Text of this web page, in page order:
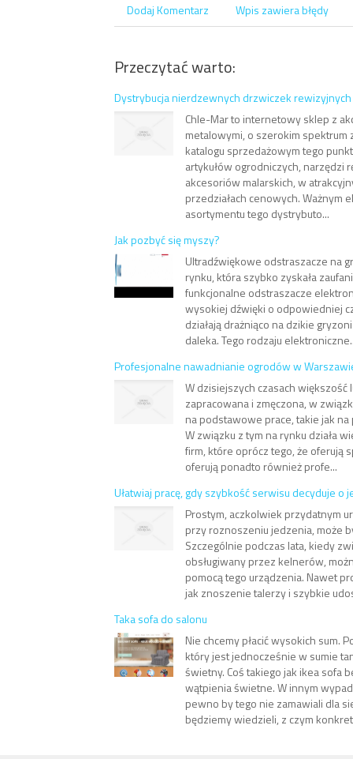
Dodaj Komentarz Wpis zawiera błędy
Przeczytać warto:
Dystrybucja nierdzewnych drzwiczek rewizyjnych
Chle-Mar to internetowy sklep z
metalowymi, o szerokim spektrum
katalogu sprzedażowym tego
artykułów ogrodniczych, narzędzi
akcesoriów malarskich, w
przedziałach cenowych. Ważnym
asortymentu tego dystrybuto...
Jak pozbyć się myszy?
Ultradźwiękowe odstraszacze na
rynku, która szybko zyskała
funkcjonalne odstraszacze
wysokiej dźwięki o odpowiedniej
działają drażniąco na dzikie
daleka. Tego rodzaju
Profesjonalne nawadnianie ogrodów w
W dzisiejszych czasach większość
zapracowana i zmęczona, w
na podstawowe prace, takie jak na
W związku z tym na rynku działa
firm, które oprócz tego, że oferują
oferują ponadto również profe...
Ułatwiaj pracę, gdy szybkość serwisu decyduje o
Prostym, aczkolwiek przydatnym
przy roznoszeniu jedzenia, może
Szczególnie podczas lata, kiedy
obsługiwany przez kelnerów,
pomocą tego urządzenia. Nawet
jak znoszenie talerzy i szybkie
Taka sofa do salonu
Nie chcemy płacić wysokich sum.
który jest jednocześnie w sumie
świetny. Coś takiego jak ikea sofa
wątpienia świetne. W innym
pewno by tego nie zamawiali dla
będziemy wiedzieli, z czym